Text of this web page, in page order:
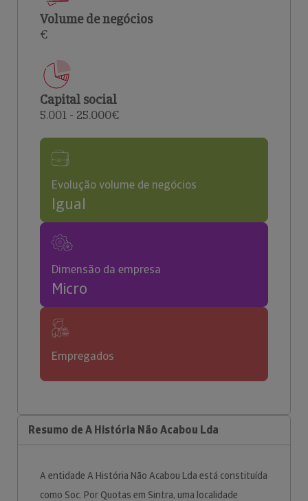
Volume de negócios
€
Capital social
5.001 - 25.000€
Evolução volume de negócios
Igual
Dimensão da empresa
Micro
Empregados
Resumo de A História Não Acabou Lda
A entidade A História Não Acabou Lda está constituída
como Soc. Por Quotas em Sintra, uma localidade